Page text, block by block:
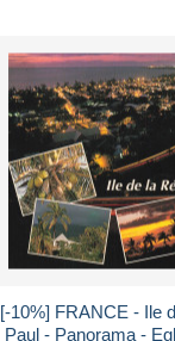
[-10%] FRANCE - Ile
Paul - Panorama -